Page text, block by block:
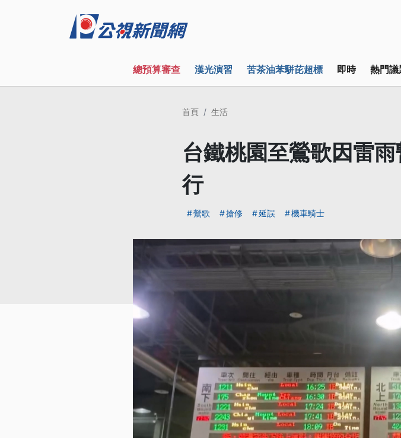
總預算審查 漢光演習 苦茶油苯駢芘超標 即時 熱門議
首頁 生活
台鐵桃園至鶯歌因雷
行
鶯歌 搶修 延誤 機車騎士